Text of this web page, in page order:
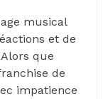
musical
et de
que
de
impatience